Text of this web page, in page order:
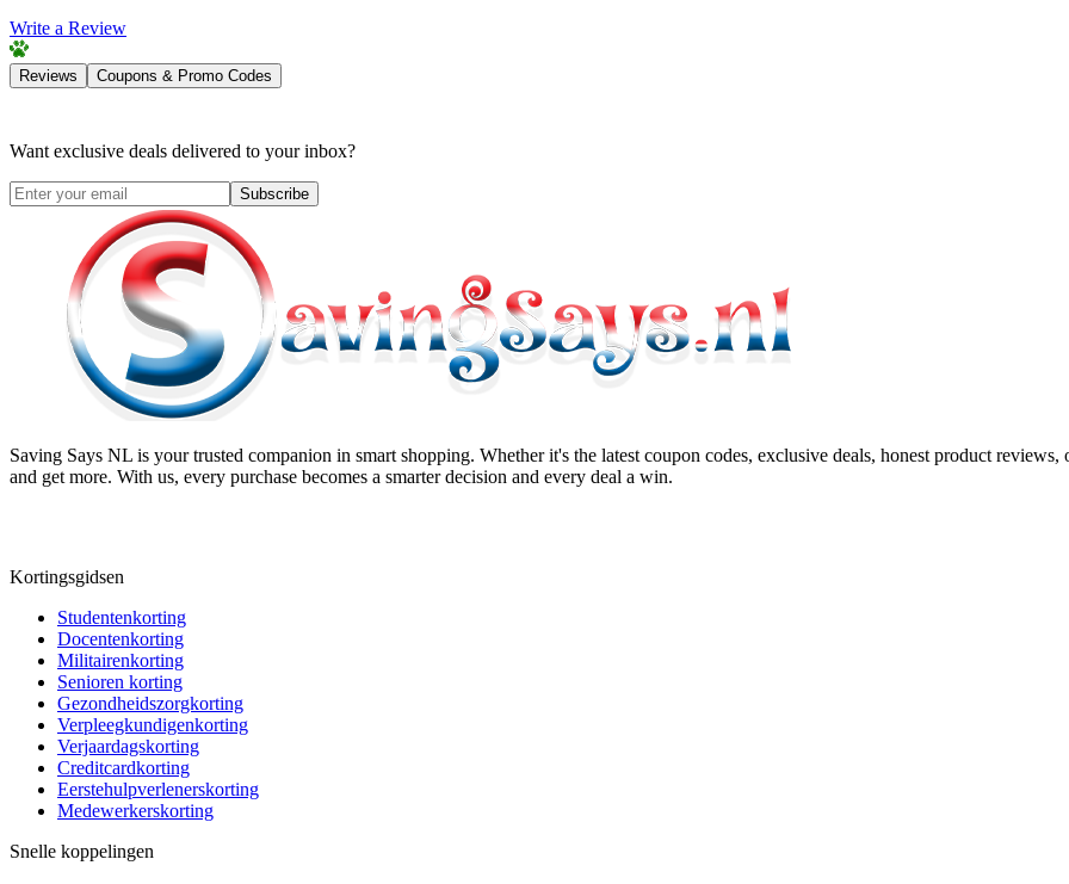
Write a Review
Reviews Coupons & Promo Codes
Want exclusive deals delivered to your inbox?
Subscribe
Saving Says NL is your trusted companion in smart shopping. Whether it's the latest coupon codes, exclusive deals, honest product
and get more. With us, every purchase becomes a smarter decision and every deal a win.
Kortingsgidsen
Studentenkorting
Docentenkorting
Militairenkorting
Senioren korting
Gezondheidszorgkorting
Verpleegkundigenkorting
Verjaardagskorting
Creditcardkorting
Eerstehulpverlenerskorting
Medewerkerskorting
Snelle koppelingen